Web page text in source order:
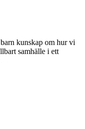
kunskap om hur vi
samhälle i ett